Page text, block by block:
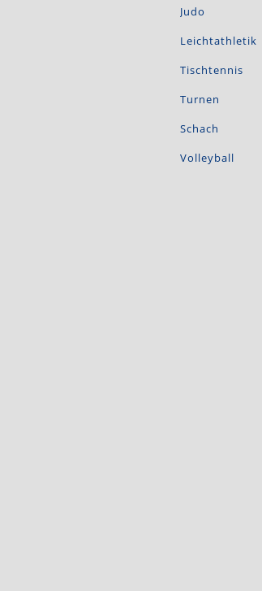
Judo
Leichtathletik
Tischtennis
Turnen
Schach
Volleyball